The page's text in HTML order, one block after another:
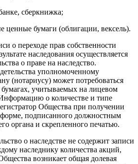
сберкнижка;
ценные бумаги (облигации, вексель).
о переходе прав собственности
наследования осуществляется
о праве на наследство.
уполномоченному
(нотариусу) может потребоваться
учитываемых на лицевом
о количестве и типе
Общества при получении
подписанного должностным
органа и скрепленного печатью.
о наследстве не содержит записи
наследнику количества акций,
возникает общая долевая